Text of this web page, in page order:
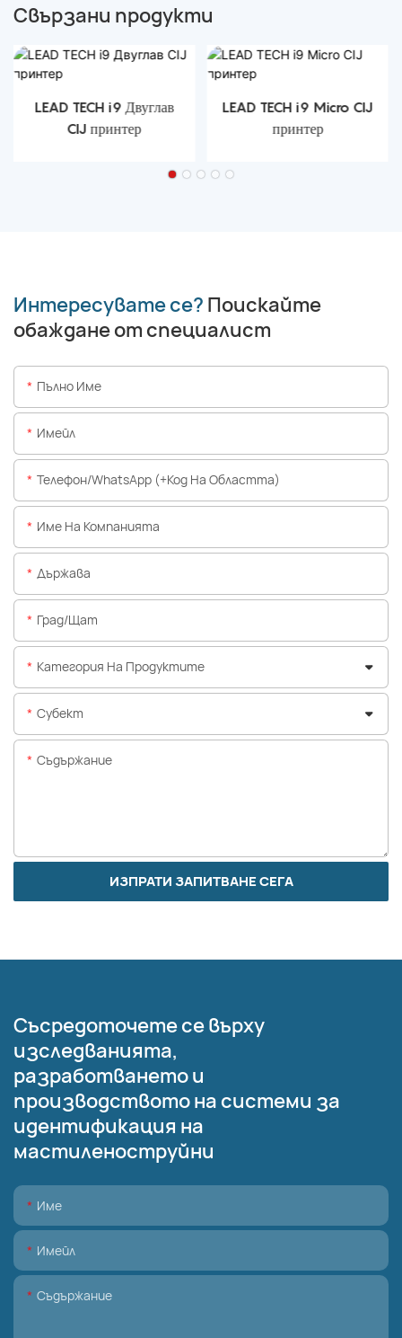
Свързани продукти
LEAD TECH i9 Двуглав
CIJ принтер
LEAD TECH i9 Micro CIJ
принтер
Интересувате се? Поискайте
обаждане от специалист
Пълно Име
Имейл
Телефон/WhatsApp (+Код На Областта)
Име На Компанията
Държава
Град/щат
Категория На Продуктите
Субект
Съдържание
ИЗПРАТИ ЗАПИТВАНЕ СЕГА
Съсредоточете се върху
изследванията,
разработването и
производството на системи за
идентификация на
мастиленоструйни
Име
Имейл
Съдържание